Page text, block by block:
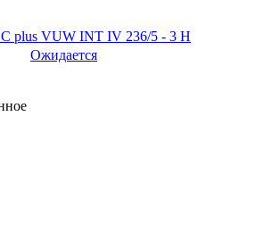
plus VUW INT IV 236/5 - 3 H
Ожидается